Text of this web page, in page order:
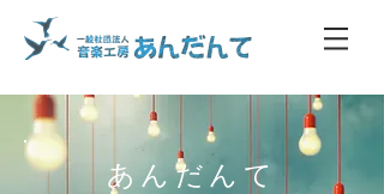
あんだんて